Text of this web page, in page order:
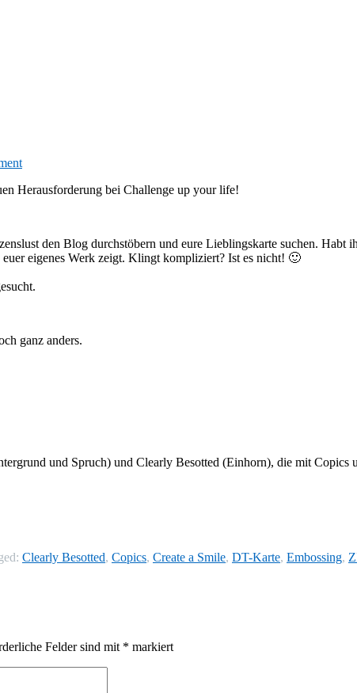
Herausforderung bei Challenge up your life!
den Blog durchstöbern und eure Lieblingskarte suchen. Habt
eigenes Werk zeigt. Klingt kompliziert? Ist es nicht! 🙂
ganz anders.
und Spruch) und Clearly Besotted (Einhorn), die mit
Clearly Besotted, Copics, Create a Smile, DT-Karte, Embossing,
Felder sind mit * markiert